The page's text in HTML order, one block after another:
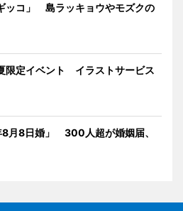
ッコ」 島ラッキョウやモズクの
限定イベント イラストサービス
8月8日婚」 300人超が婚姻届、